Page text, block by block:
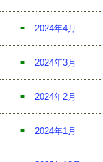
2024年4月
2024年3月
2024年2月
2024年1月